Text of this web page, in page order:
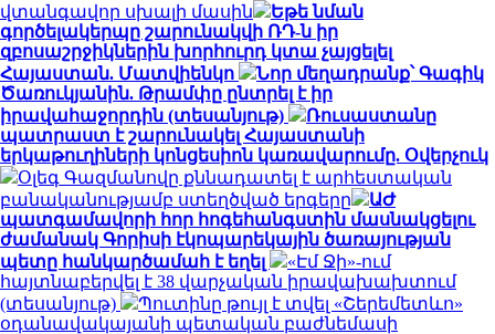
վտանգավոր սխալի մասին
Եթե նման
գործելակերպը շարունակվի ՌԴ-ն իր
զբոսաշրջիկներին խորհուրդ կտա չայցելել
Հայաստան. Մատվիենկո
Նոր մեղադրանք՝ Գագիկ
Ծառուկյանին. Թրամփը ընտրել է իր
իրավահաջորդին (տեսանյութ)
Ռուսաստանը
պատրաստ է շարունակել Հայաստանի
երկաթուղիների կոնցեսիոն կառավարումը. Օվերչուկ
Օլեգ Գազմանովը քննադատել է արհեստական
բանականությամբ ստեղծված երգերը
ԱԺ
պատգամավորի հոր հոգեհանգստին մասնակցելու
ժամանակ Գորիսի էկոպարեկային ծառայության
պետը հանկարծամահ է եղել
«Էմ Ջի»-ում
հայտնաբերվել է 38 վարչական իրավախախտում
(տեսանյութ)
Պուտինը թույլ է տվել «Շերեմետևո»
օդանավակայանի պետական բաժնեմասի